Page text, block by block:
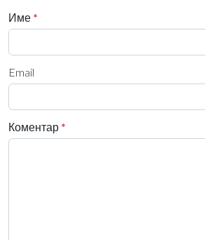
Име *
Email
Коментар *